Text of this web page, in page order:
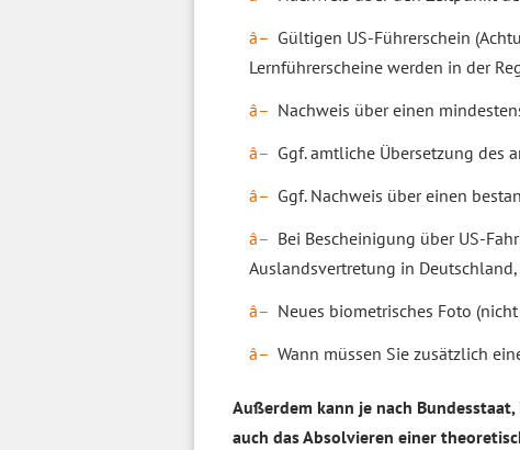
Gültigen US-Führerschein
Lernführerscheine werden in der
Nachweis über einen
Ggf. amtliche Übersetzung des
Ggf. Nachweis über einen
Bei Bescheinigung über US-
Auslandsvertretung in
Neues biometrisches Foto
Wann müssen Sie zusätzlich
Außerdem kann je nach
auch das Absolvieren einer